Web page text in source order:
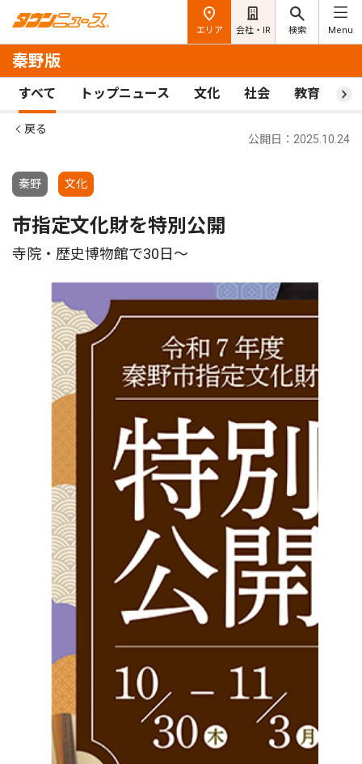
エリア 会社・IR 検索 Menu
秦野版
すべて トップニュース 文化 社会 教育 ス
戻る
秦野 文化
公開日：2025.10.24
市指定文化財を特別公開
寺院・歴史博物館で30日〜